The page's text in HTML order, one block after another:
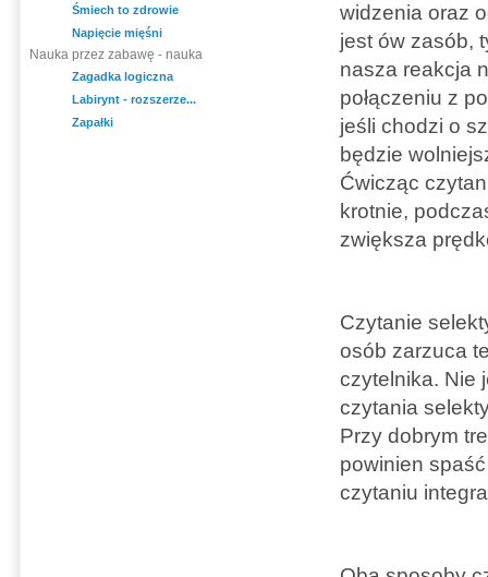
Śmiech to zdrowie
Napięcie mięśni
Nauka przez zabawę - nauka
Zagadka logiczna
Labirynt - rozszerze...
Zapałki
widzenia oraz
jest ów zasób,
nasza reakcja
połączeniu z
jeśli chodzi o
będzie
Ćwicząc
krotnie,
zwiększa
Czytanie
osób zarzuca
czytelnika. Nie
czytania
Przy dobrym
powinien
czytaniu